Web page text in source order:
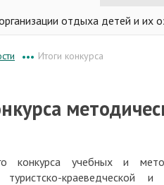
отдыха детей и их
••• Итоги конкурса
конкурса учебных и
туристско-